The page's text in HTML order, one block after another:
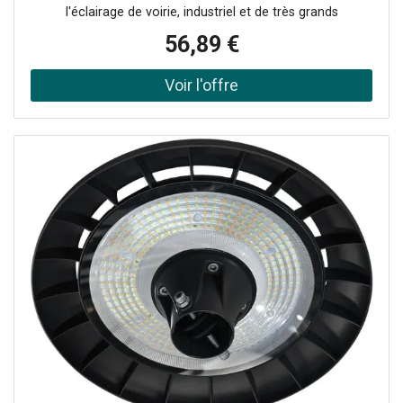
l'éclairage de voirie, industriel et de très grands
pour 49W, elle atteint un rendement remarquable de 200
lm/W, parmi les plus élevés du marché. Sa diffusion à 330°
éclaire très largement autour du point, adaptée aux mâts
et lanternes de grande hauteur. Le rendu des couleurs
d'ampoules E40.Le gros culot E40, standard des luminaires
publicsLe culot E40, plus large que l'E27, équipe les
lanternes d'éclairage public et les luminaires industriels de
très forte puissance. Cette ampoule permet de les
rénover vers la LED sans les remplacer. Son corps
volumineux exige un luminaire ouvert et bien
ventilé.Applications typiquesCe très fort flux la destine aux
installations les plus exigeantes. On la retrouve
notamment sur : les mâts et lanternes d'éclairage public
de voiries et grands axes ; les grands parkings et zones
logistiques ; les halls industriels et entrepôts de très
grande hauteur ; les sites sportifs et espaces extérieurs à
fort besoin lumineux. Efficacité et rentabilitéÀ 49W pour
l'équivalent de 294W, elle remplace une lampe à décharge
56,89 €